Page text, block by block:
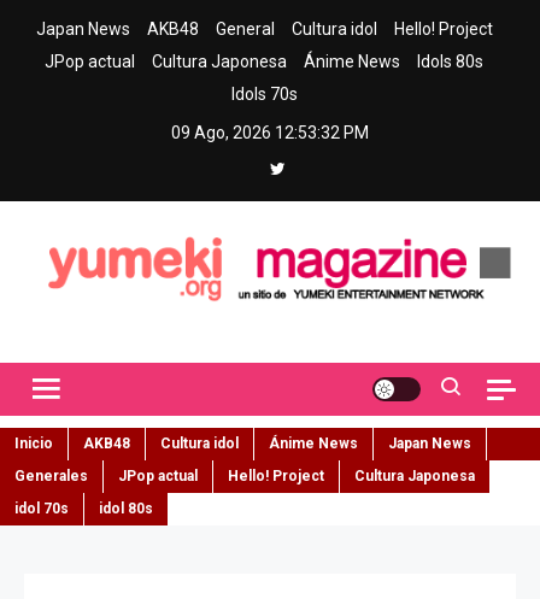
Japan News AKB48 General Cultura idol
Hello! Project
JPop actual
Cultura Japonesa Ánime News
Idols 80s
Idols 70s
09 Ago, 2026 12:53:34 PM
Inicio AKB48 Cultura idol Ánime News
Japan News
Generales
JPop actual Hello! Project
Cultura Japonesa
idol 70s
idol 80s